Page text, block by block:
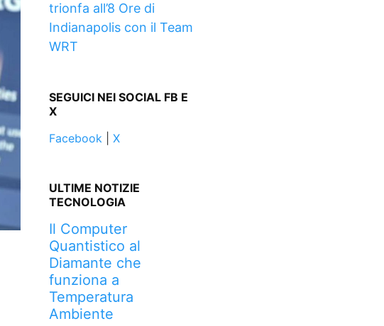
trionfa all’8 Ore di
Indianapolis con il Team
WRT
SEGUICI NEI SOCIAL FB E
X
Facebook| X
ULTIME NOTIZIE
TECNOLOGIA
Il Computer
Quantistico al
Diamante che
funziona a
Temperatura
Ambiente